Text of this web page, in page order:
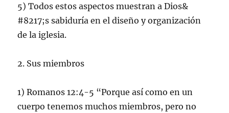
5) Todos estos aspectos muestran a Dios&
#8217;s sabiduría en el diseño y organización
de la iglesia.
2. Sus miembros
1) Romanos 12:4-5 “Porque así como en un
cuerpo tenemos muchos miembros, pero no